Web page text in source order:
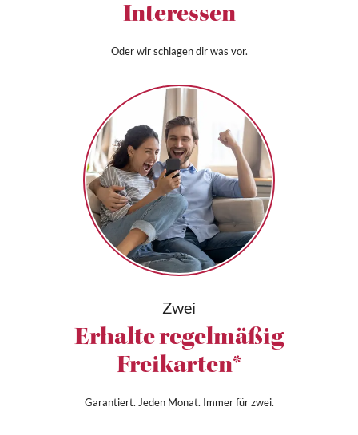
Interessen
Oder wir schlagen dir was vor.
Zwei
Erhalte regelmäßig
Freikarten*
Garantiert. Jeden Monat. Immer für zwei.